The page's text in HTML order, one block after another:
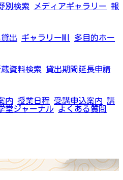
別検索 メディアギャラリー 報
出 ギャラリーMI
多目的ホー
蔵資料検索
貸出期間延長申請
内 授業日程 受講申込案内 講
堂ジャーナル よくある質問